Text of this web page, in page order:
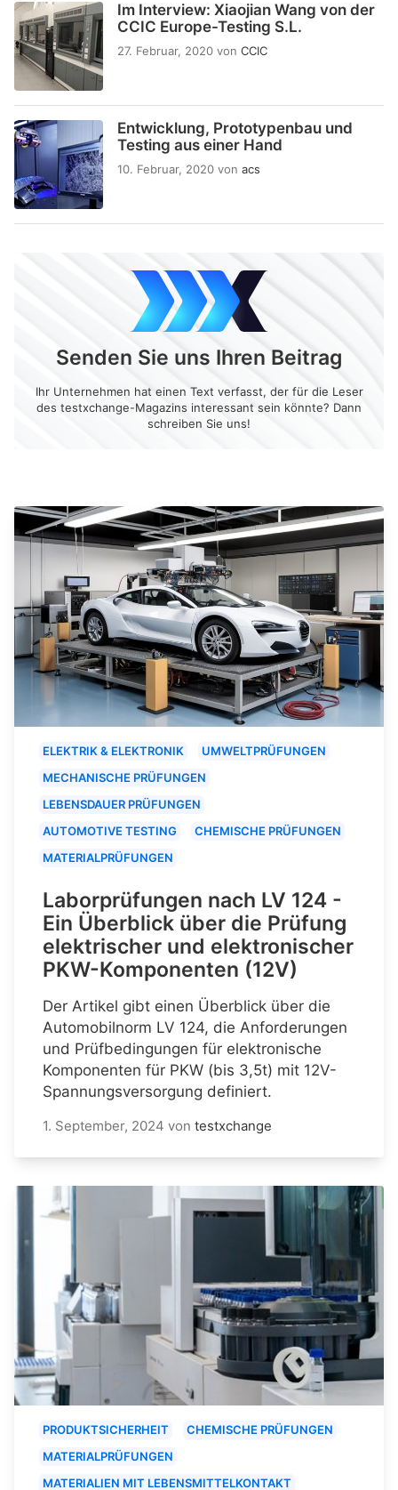
Im Interview: Xiaojian Wang von der
CCIC Europe-Testing S.L.
27. Februar, 2020 von CCIC
Entwicklung, Prototypenbau und
Testing aus einer Hand
10. Februar, 2020 von acs
Senden Sie uns Ihren Beitrag
Ihr Unternehmen hat einen Text verfasst, der für die Leser
des testxchange-Magazins interessant sein könnte? Dann
schreiben Sie uns!
ELEKTRIK & ELEKTRONIK
UMWELTPRÜFUNGEN
MECHANISCHE PRÜFUNGEN
LEBENSDAUER PRÜFUNGEN
AUTOMOTIVE TESTING
CHEMISCHE PRÜFUNGEN
MATERIALPRÜFUNGEN
Laborprüfungen nach LV 124 -
Ein Überblick über die Prüfung
elektrischer und elektronischer
PKW-Komponenten (12V)
Der Artikel gibt einen Überblick über die
Automobilnorm LV 124, die Anforderungen
und Prüfbedingungen für elektronische
Komponenten für PKW (bis 3,5t) mit 12V-
Spannungsversorgung definiert.
1. September, 2024 von testxchange
PRODUKTSICHERHEIT
CHEMISCHE PRÜFUNGEN
MATERIALPRÜFUNGEN
MATERIALIEN MIT LEBENSMITTELKONTAKT